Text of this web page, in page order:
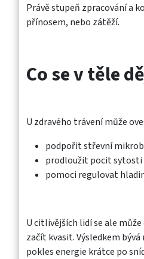
Právě stupeň zpracování a
přínosem, nebo zátěží.
Co se v těle
U zdravého trávení může
podpořit střevní
prodloužit pocit sytosti
pomoci regulovat
U citlivějších lidí se ale
začít kvasit. Výsledkem
pokles energie krátce po